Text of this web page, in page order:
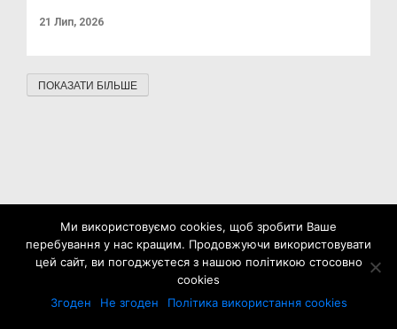
21 Лип, 2026
ПОКАЗАТИ БІЛЬШЕ
Ми використовуємо cookies, щоб зробити Ваше
перебування у нас кращим. Продовжуючи використовувати
цей сайт, ви погоджуєтеся з нашою політикою стосовно
cookies
Згоден
Не згоден Політика використання cookies